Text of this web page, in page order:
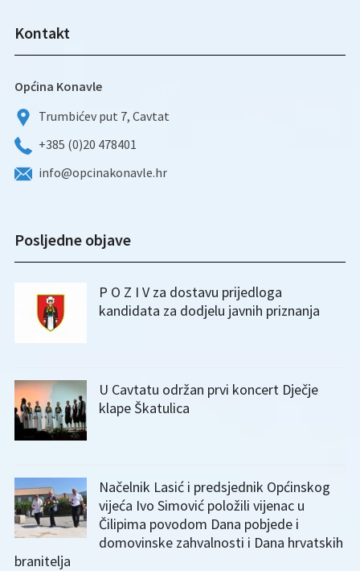
Kontakt
Općina Konavle
Trumbićev put 7, Cavtat
+385 (0)20 478401
info@opcinakonavle.hr
Posljedne objave
P O Z I V za dostavu prijedloga
kandidata za dodjelu javnih priznanja
U Cavtatu održan prvi koncert Dječje
klape Škatulica
Načelnik Lasić i predsjednik Općinskog
vijeća Ivo Simović položili vijenac u
Čilipima povodom Dana pobjede i
domovinske zahvalnosti i Dana hrvatskih
branitelja